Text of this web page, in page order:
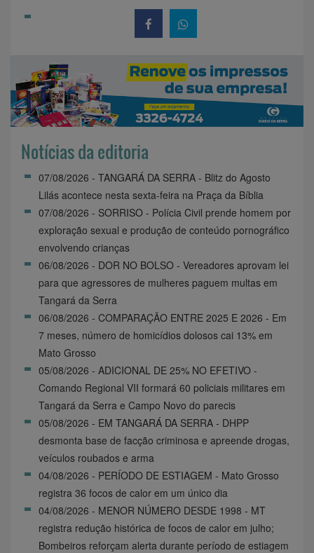
Notícias da editoria
07/08/2026 - TANGARÁ DA SERRA - Blitz do Agosto
Lilás acontece nesta sexta-feira na Praça da Bíblia
07/08/2026 - SORRISO - Polícia Civil prende homem por
exploração sexual e produção de conteúdo pornográfico
envolvendo crianças
06/08/2026 - DOR NO BOLSO - Vereadores aprovam lei
para que agressores de mulheres paguem multas em
Tangará da Serra
06/08/2026 - COMPARAÇÃO ENTRE 2025 E 2026 - Em
7 meses, número de homicídios dolosos cai 13% em
Mato Grosso
05/08/2026 - ADICIONAL DE 25% NO EFETIVO -
Comando Regional VII formará 60 policiais militares em
Tangará da Serra e Campo Novo do parecis
05/08/2026 - EM TANGARÁ DA SERRA - DHPP
desmonta base de facção criminosa e apreende drogas,
veículos roubados e arma
04/08/2026 - PERÍODO DE ESTIAGEM - Mato Grosso
registra 36 focos de calor em um único dia
04/08/2026 - MENOR NÚMERO DESDE 1998 - MT
registra redução histórica de focos de calor em julho;
Bombeiros reforçam alerta durante período de estiagem